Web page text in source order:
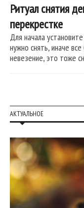
Ритуал снятия
перекрестке
Для начала
нужно снять, иначе
невезение, это тоже
АКТУАЛЬНОЕ